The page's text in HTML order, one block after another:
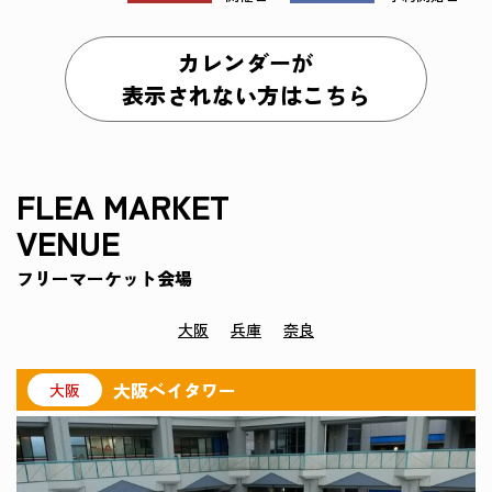
カレンダーが
表示されない方はこちら
FLEA MARKET
VENUE
フリーマーケット会場
大阪 兵庫 奈良
大阪 大阪ベイタワー